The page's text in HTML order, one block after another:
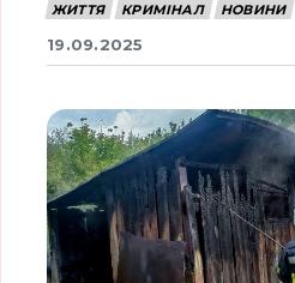
ЖИТТЯ КРИМІНАЛ НОВИНИ
19.09.2025